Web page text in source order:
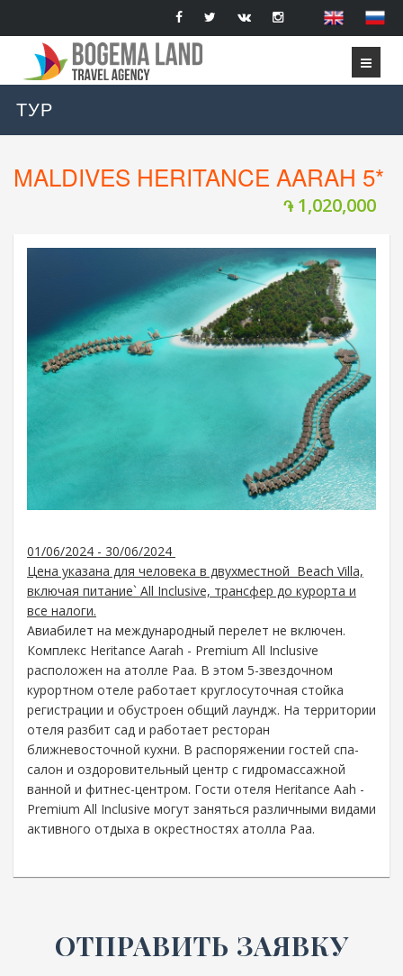
ТУР
MALDIVES HERITANCE AARAH 5*
֏ 1,020,000
01/06/2024 - 30/06/2024
Цена указана для человека в двухместной Beach Villa,
включая питание` All Inclusive​, трансфер до курорта и
все налоги.
Авиабилет на международный перелет не включен.
Комплекс Heritance Aarah - Premium All Inclusive
расположен на атолле Раа. В этом 5-звездочном
курортном отеле работает круглосуточная стойка
регистрации и обустроен общий лаундж. На территории
отеля разбит сад и работает ресторан
ближневосточной кухни. В распоряжении гостей спа-
салон и оздоровительный центр с гидромассажной
ванной и фитнес-центром. Гости отеля Heritance Aah -
Premium All Inclusive могут заняться различными видами
активного отдыха в окрестностях атолла Раа.
ОТПРАВИТЬ ЗАЯВКУ